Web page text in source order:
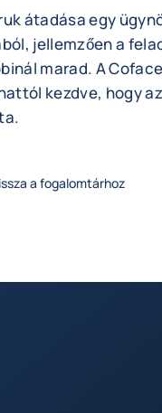
átadása egy
jellemzően a
marad. A
kezdve, hogy
a fogalomtárhoz